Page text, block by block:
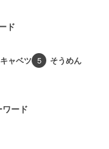
ド
キャベツ 5 そうめん
ード